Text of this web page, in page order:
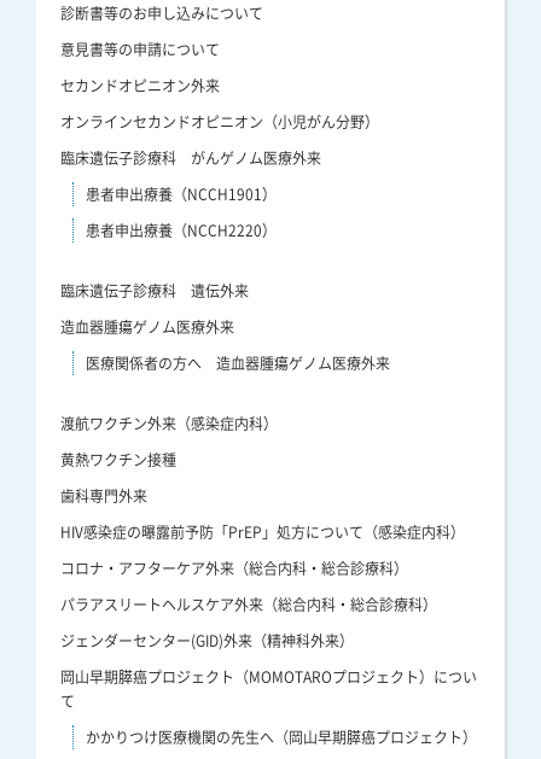
診断書等のお申し込みについて
意見書等の申請について
セカンドオピニオン外来
オンラインセカンドオピニオン（小児がん分野）
臨床遺伝子診療科 がんゲノム医療外来
患者申出療養（NCCH1901）
患者申出療養（NCCH2220）
臨床遺伝子診療科 遺伝外来
造血器腫瘍ゲノム医療外来
医療関係者の方へ 造血器腫瘍ゲノム医療外来
渡航ワクチン外来（感染症内科）
黄熱ワクチン接種
歯科専門外来
HIV感染症の曝露前予防「PrEP」処方について（感染症内科）
コロナ・アフターケア外来（総合内科・総合診療科）
パラアスリートヘルスケア外来（総合内科・総合診療科）
ジェンダーセンター(GID)外来（精神科外来）
岡山早期膵癌プロジェクト（MOMOTAROプロジェクト）につい
て
かかりつけ医療機関の先生へ（岡山早期膵癌プロジェクト）